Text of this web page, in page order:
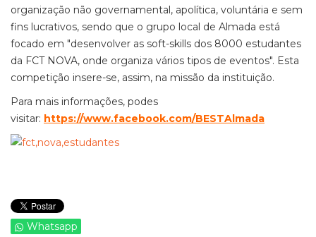
organização não governamental, apolítica, voluntária e sem
fins lucrativos, sendo que o grupo local de Almada está
focado em "desenvolver as soft-skills dos 8000 estudantes
da FCT NOVA, onde organiza vários tipos de eventos". Esta
competição insere-se, assim, na missão da instituição.
Para mais informações, podes
visitar: https://www.facebook.com/BESTAlmada
Whatsapp